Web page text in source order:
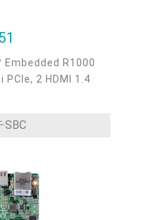
Embedded R1000
PCIe, 2 HDMI 1.4
SBC